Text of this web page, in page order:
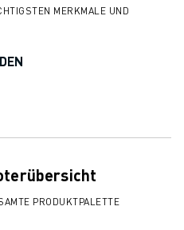
MERKMALE UND
PRODUKTPALETTE